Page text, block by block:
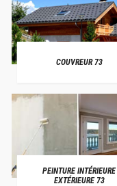
COUVREUR 73
PEINTURE INTÉRIEURE
EXTÉRIEURE 73